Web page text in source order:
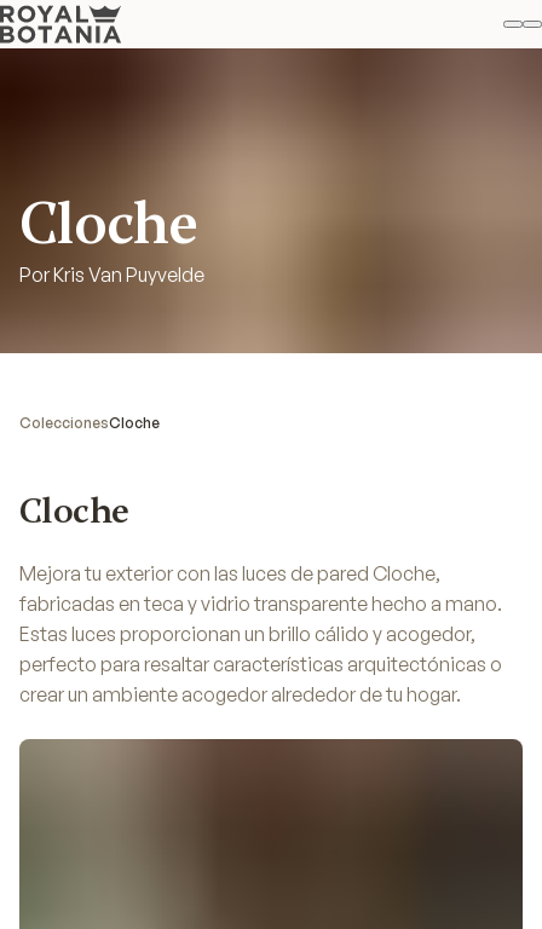
Cloche
Por Kris Van Puyvelde
ColeccionesCloche
Cloche
Mejora tu exterior con las luces de pared Cloche,
fabricadas en teca y vidrio transparente hecho a mano.
Estas luces proporcionan un brillo cálido y acogedor,
perfecto para resaltar características arquitectónicas o
crear un ambiente acogedor alrededor de tu hogar.